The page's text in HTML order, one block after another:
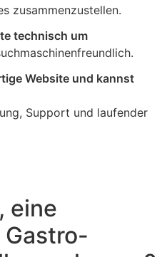
zusammenzustellen.
technisch um
Website und kannst
Support und laufender
eine